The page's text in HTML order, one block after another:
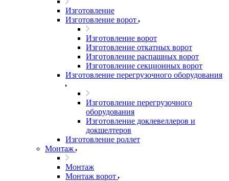
Изготовление
Изготовление ворот
Изготовление ворот
Изготовление откатных ворот
Изготовление распашных ворот
Изготовление секционных ворот
Изготовление перегрузочного оборудования
Изготовление перегрузочного
оборудования
Изготовление доклевеллеров и
докшелтеров
Изготовление роллет
Монтаж
Монтаж
Монтаж ворот